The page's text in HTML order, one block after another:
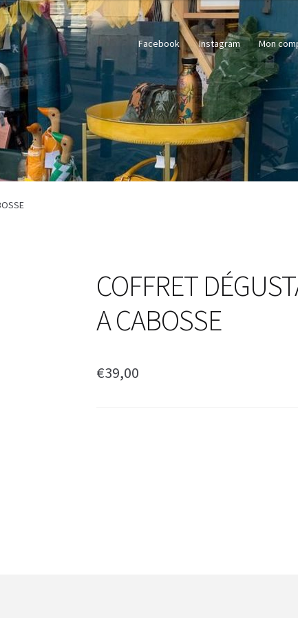
Facebook Instagram Mon
COFFRET
A CABOSSE
€39,00